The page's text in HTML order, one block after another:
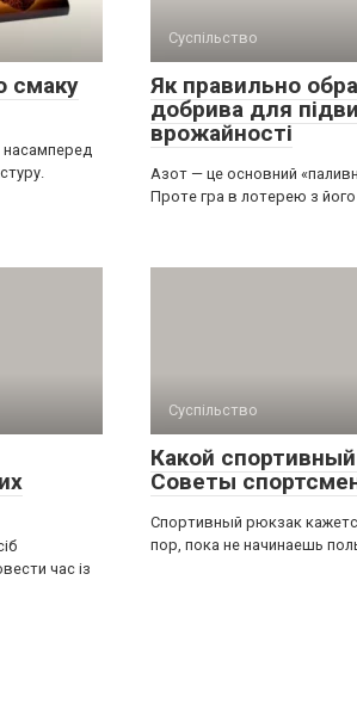
смаку
Суспільство
Як правильно
добрива для
врожайності
Азот — це основний
Проте гра в лотерею з його
час із
Суспільство
Какой
Советы
Спортивный рюкзак
пор, пока не начинаешь